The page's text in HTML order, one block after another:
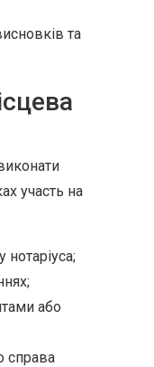
та
участь на
нотаріуса;
або
справа